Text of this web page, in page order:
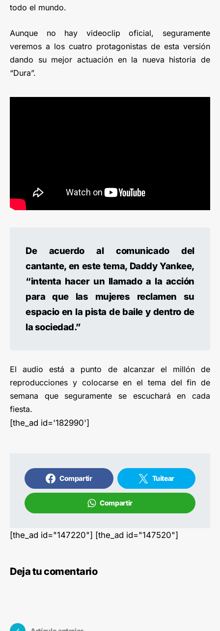
todo el mundo.
Aunque no hay videoclip oficial, seguramente
veremos a los cuatro protagonistas de esta versión
dando su mejor actuación en la nueva historia de
“Dura”.
De acuerdo al comunicado del
cantante, en este tema, Daddy Yankee,
“intenta hacer un llamado a la acción
para que las mujeres reclamen su
espacio en la pista de baile y dentro de
la sociedad.”
El audio está a punto de alcanzar el millón de
reproducciones y colocarse en el tema del fin de
semana que seguramente se escuchará en cada
fiesta.
[the_ad id='182990']
Compartir Tuitear
Compartir
[the_ad id="147220"] [the_ad id="147520"]
Deja tu comentario